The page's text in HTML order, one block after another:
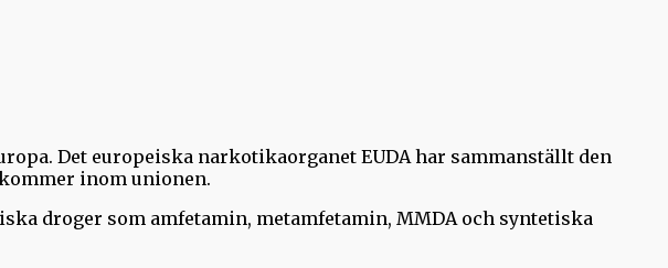
Det europeiska narkotikaorganet EUDA har sammanställt den
inom unionen.
droger som amfetamin, metamfetamin, MMDA och syntetiska